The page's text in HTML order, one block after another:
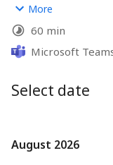
1 - Déroulement :
2 - Objectif :
voir comment je
Critères de prise de
✅ Vous avez des
✅ Vous avez envie
More
60 min
Microsoft
Select date
August 2026
August 2026